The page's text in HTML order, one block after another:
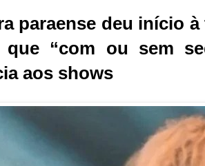
paraense deu início
que “com ou sem
aos shows